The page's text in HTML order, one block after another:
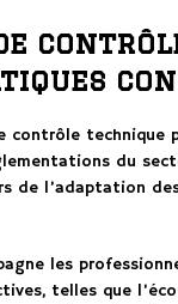
contrôle technique
du
de l’adaptation
les
telles que